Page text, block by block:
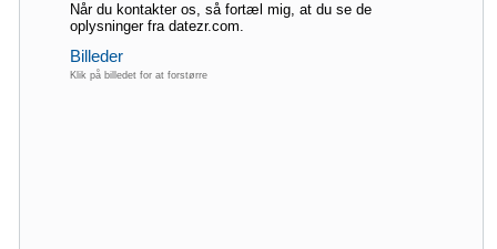
Når du kontakter os, så fortæl mig, at du se de
oplysninger fra datezr.com.
Billeder
Klik på billedet for at forstørre